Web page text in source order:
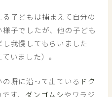
子どもは捕まえて自分の
子でしたが、他の子ども
我慢してもらいました
いました）。
塀に沿って出ている ドク
す、 ダンゴムシやワラジ